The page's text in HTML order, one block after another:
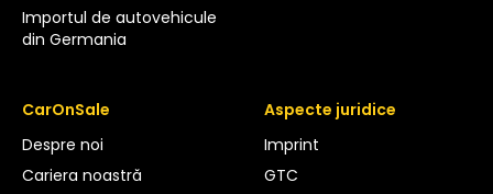
Importul de autovehicule
din Germania
CarOnSale
Despre noi
Cariera noastră
Aspecte juridice
Imprint
GTC